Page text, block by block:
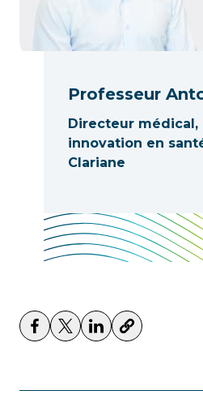
Professeur
Directeur
innovation en
Clariane